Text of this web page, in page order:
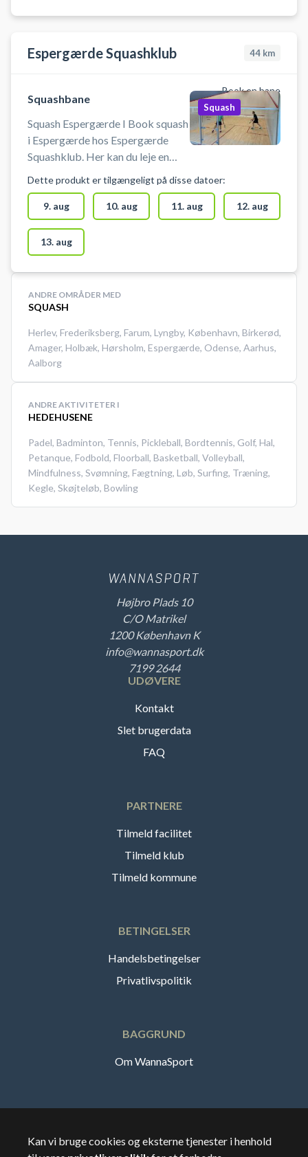
Espergærde Squashklub 44 km
Book en bane
Squashbane
Squash Espergærde I Book squash
i Espergærde hos Espergærde
Squashklub. Her kan du leje en
nemt finde en ledig tid, der passer
dig. Espergærde Squashklub
ligger i Espergærde Idrætsby i
Helsingør Kommune og er oplagt
valg, hvis du leder efter squash i
Espergærde, Helsingør eller
nærområdet. Espergærde
Squashklub hed tidligere
Squash
Dette produkt er tilgængeligt på disse datoer:
9. aug 10. aug 11. aug 12. aug
13. aug
ANDRE OMRÅDER MED
SQUASH
Herlev, Frederiksberg, Farum, Lyngby, København, Birkerød,
Amager, Holbæk, Hørsholm, Espergærde, Odense, Aarhus,
Aalborg
ANDRE AKTIVITETER I
HEDEHUSENE
Padel, Badminton, Tennis, Pickleball, Bordtennis, Golf, Hal,
Petanque, Fodbold, Floorball, Basketball, Volleyball,
Mindfulness, Svømning, Fægtning, Løb, Surfing, Træning,
Kegle, Skøjteløb, Bowling
Højbro Plads 10
C/O Matrikel
1200 København K
info@wannasport.dk
7199 2644
UDØVERE
Kontakt
Slet brugerdata
FAQ
PARTNERE
Tilmeld facilitet
Tilmeld klub
Tilmeld kommune
BETINGELSER
Handelsbetingelser
Privatlivspolitik
BAGGRUND
Om WannaSport
Kan vi bruge cookies og eksterne tjenester i henhold